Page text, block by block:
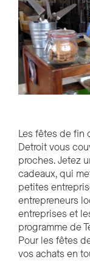
Les fêtes de fin
Detroit vous
proches.Jetez
cadeaux, qui
petites
entrepreneurs
entreprises et
programme de
Pour les fêtes
vos achats en